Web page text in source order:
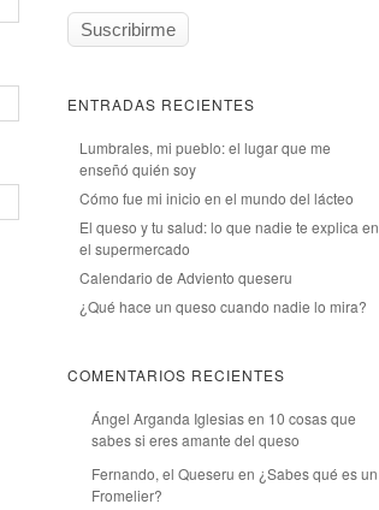
ENTRADAS RECIENTES
Lumbrales, mi pueblo: el lugar que me
enseñó quién soy
Cómo fue mi inicio en el mundo del lácteo
El queso y tu salud: lo que nadie te explica en
el supermercado
Calendario de Adviento queseru
¿Qué hace un queso cuando nadie lo mira?
COMENTARIOS RECIENTES
Ángel Arganda Iglesiasen 10 cosas que
sabes si eres amante del queso
Fernando, el Queseru en ¿Sabes qué es un
Fromelier?